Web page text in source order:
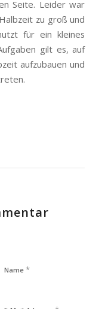
Seite. Leider war
zu groß und
für ein kleines
gilt es, auf
aufzubauen und
Name *